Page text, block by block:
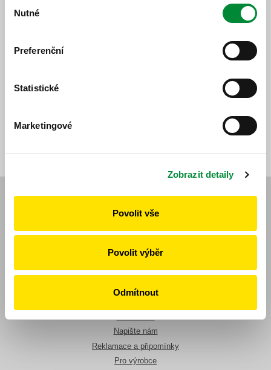
souhlasu
Nutné
Preferenční
Statistické
Marketingové
Zobrazit detaily
Povolit vše
Povolit výběr
Odmítnout
https://www.plzenskakarta.cz/cz/vpk/vse-o-virtualni-
plzenske-karte/
https://www.plzenskakarta.cz/cz/pk/potrebuji-dobit-
21. 7. 2026
Všechny novinky
Navigace
Vyhledat spoj
Veřejná doprava
Tarify
Napište nám
Reklamace a připomínky
Pro výrobce